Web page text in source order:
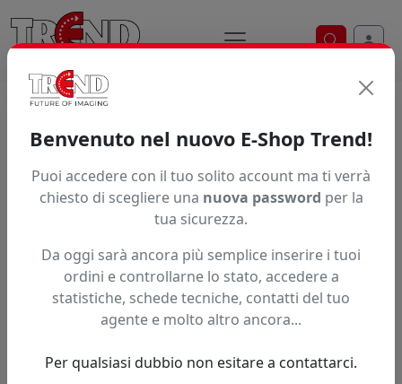
Ricerca
Articolo non trovato.
Hai trovato questo prodotto ad un prezzo più basso?
Fai una segnalazione
Confronta con articoli simili
Benvenuto nel nuovo E-Shop Trend!
Puoi accedere con il tuo solito account ma ti verrà
chiesto di scegliere una nuova password per la
tua sicurezza.
Da oggi sarà ancora più semplice inserire i tuoi
ordini e controllarne lo stato, accedere a
statistiche, schede tecniche, contatti del tuo
agente e molto altro ancora...
Per qualsiasi dubbio non esitare a contattarci.